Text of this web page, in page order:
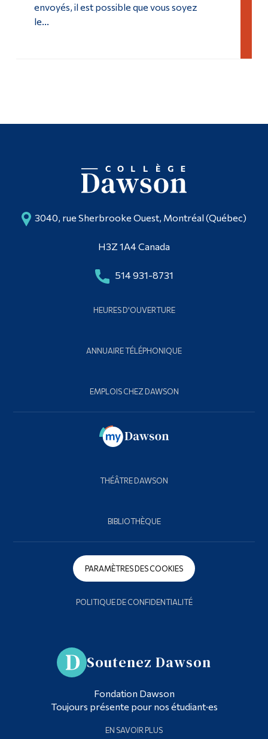
envoyés, il est possible que vous soyez
le...
3040, rue Sherbrooke Ouest, Montréal (Québec)
H3Z 1A4 Canada
514 931-8731
HEURES D'OUVERTURE
ANNUAIRE TÉLÉPHONIQUE
EMPLOIS CHEZ DAWSON
THÉÂTRE DAWSON
BIBLIOTHÈQUE
PARAMÈTRES DES COOKIES
POLITIQUE DE CONFIDENTIALITÉ
Soutenez Dawson
Fondation Dawson
Toujours présente pour nos étudiant·es
EN SAVOIR PLUS